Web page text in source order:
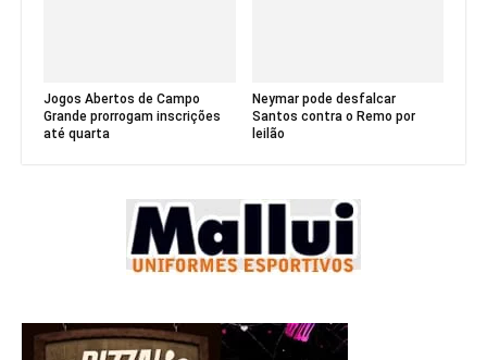
Jogos Abertos de Campo
Grande prorrogam inscrições
até quarta
Neymar pode desfalcar
Santos contra o Remo por
leilão